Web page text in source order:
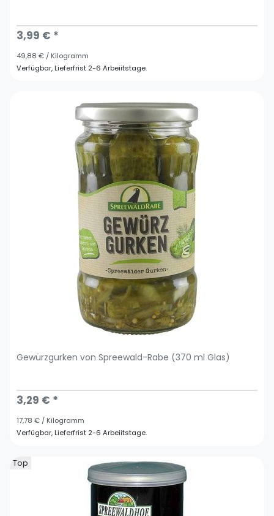
3,99 € *
49,88 € / Kilogramm
Verfügbar, Lieferfrist 2-6 Arbeiitstage.
Gewürzgurken von Spreewald-Rabe (370 ml Glas)
3,29 € *
17,78 € / Kilogramm
Verfügbar, Lieferfrist 2-6 Arbeiitstage.
Top